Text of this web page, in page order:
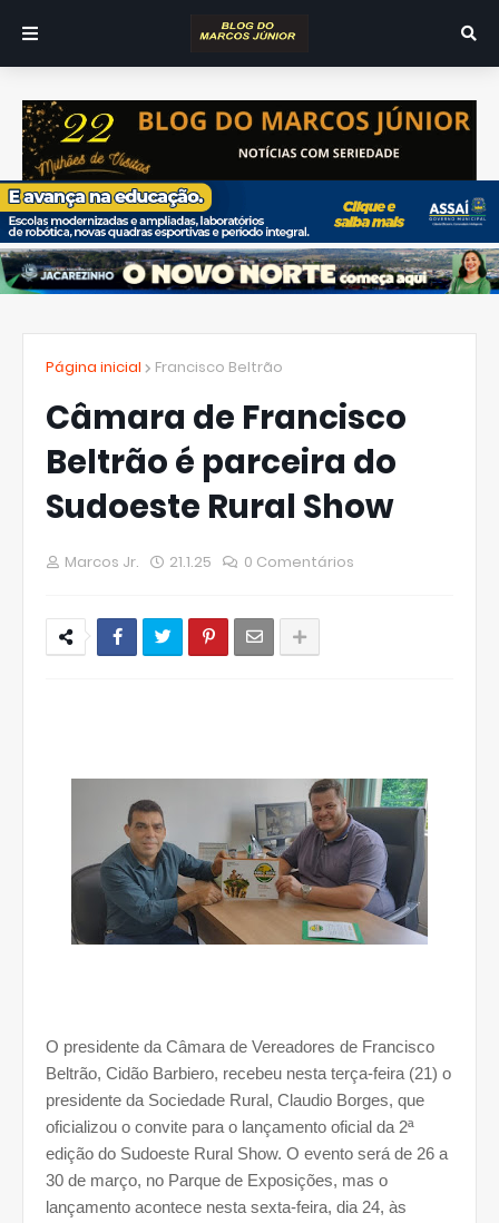
Página inicial Francisco Beltrão
Câmara de Francisco
Beltrão é parceira do
Sudoeste Rural Show
Marcos Jr. 21.1.25 0 Comentários
O presidente da Câmara de Vereadores de Francisco
Beltrão, Cidão Barbiero, recebeu nesta terça-feira (21) o
presidente da Sociedade Rural, Claudio Borges, que
oficializou o convite para o lançamento oficial da 2ª
edição do Sudoeste Rural Show. O evento será de 26 a
30 de março, no Parque de Exposições, mas o
lançamento acontece nesta sexta-feira, dia 24, às